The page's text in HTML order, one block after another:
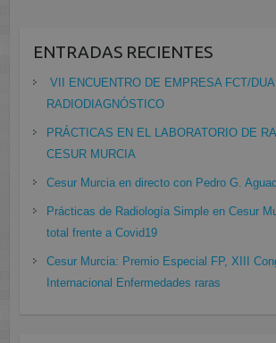
ENTRADAS RECIENTES
VII ENCUENTRO DE EMPRESA FCT/
RADIODIAGNÓSTICO
PRÁCTICAS EN EL LABORATORIO DE
CESUR MURCIA
Cesur Murcia en directo con Pedro G.
Prácticas de Radiología Simple en Cesur
total frente a Covid19
Cesur Murcia: Premio Especial FP, XIII
Internacional Enfermedades raras